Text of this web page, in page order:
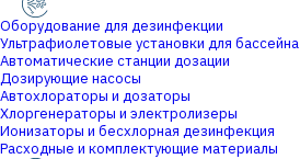
Оборудование для дезинфекции
Ультрафиолетовые установки для бассейна
Автоматические станции дозации
Дозирующие насосы
Автохлораторы и дозаторы
Хлоргенераторы и электролизеры
Ионизаторы и бесхлорная дезинфекция
Расходные и комплектующие материалы